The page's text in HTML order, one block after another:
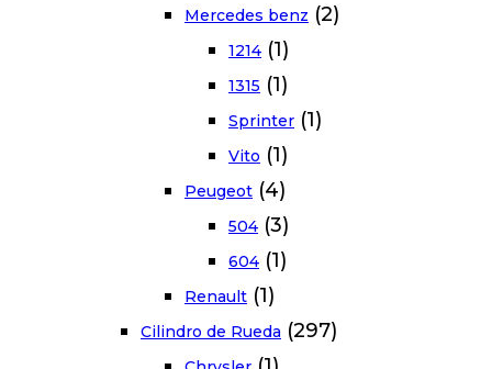
Mercedes benz (2)
1214 (1)
1315 (1)
Sprinter (1)
Vito (1)
Peugeot (4)
504 (3)
604 (1)
Renault (1)
Cilindro de Rueda (297)